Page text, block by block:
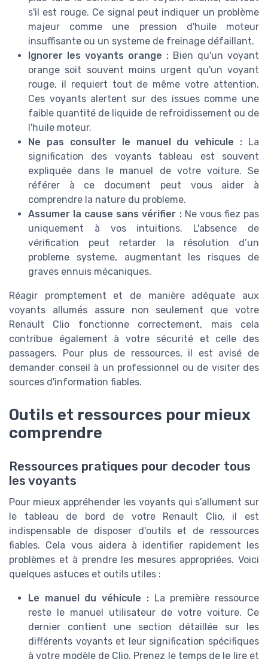
s'il est rouge. Ce signal peut indiquer un problème
majeur comme une pression d'huile moteur
insuffisante ou un systeme de freinage défaillant.
Ignorer les voyants orange : Bien qu'un voyant
orange soit souvent moins urgent qu'un voyant
rouge, il requiert tout de même votre attention.
Ces voyantsalertent sur des issues comme une
faible quantité de liquide de refroidissement ou de
l'huile moteur.
Ne pas consulter le manuel duvehicule : La
signification des voyants tableau est souvent
expliquée dans le manuel de votre voiture. Se
référer à ce document peut vous aider à
comprendre la nature du probleme.
Assumer la cause sans vérifier :Ne vous fiez pas
uniquement à vos intuitions. L'absence de
vérification peut retarder la résolution d’un
probleme systeme, augmentant les risques de
graves ennuis mécaniques.
Réagir promptement et de manière adéquate aux
voyants allumésassure non seulement que votre
Renault Clio fonctionne correctement, mais cela
contribue également à votre sécurité et celle des
passagers. Pour plus de ressources, il est avisé de
demander conseil à un professionnel ou de visiter des
sources d'information fiables.
Outils et ressources pour mieux
comprendre
Ressources pratiques pour decoder tous
les voyants
Pour mieux appréhender les voyants qui s’allument sur
le tableau de bord de votre Renault Clio, il est
indispensable de disposer d'outils et de ressources
fiables. Cela vous aidera à identifier rapidement les
problèmes et à prendre les mesures appropriées. Voici
quelques astuces et outils utiles :
Le manuel du véhicule :La première ressource
reste le manuel utilisateur de votre voiture. Ce
dernier contient une section détaillée sur les
différents voyants et leur signification spécifiques
à votre modèle de Clio. Prenez le temps de le lire et